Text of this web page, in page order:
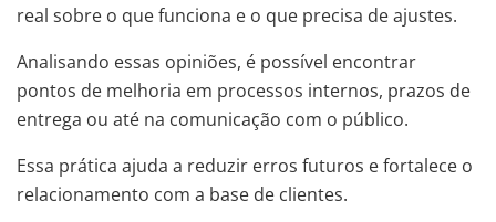
real sobre o que funciona e o que precisa de ajustes.
Analisando essas opiniões, é possível encontrar
pontos de melhoria em processos internos, prazos de
entrega ou até na comunicação com o público.
Essa prática ajuda a reduzir erros futuros e fortalece o
relacionamento com a base de clientes.